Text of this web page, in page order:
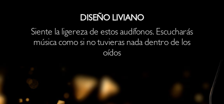
DISEÑO LIVIANO
Siente la ligereza de estos audífonos. Escucharás
música como si no tuvieras nada dentro de los
oídos